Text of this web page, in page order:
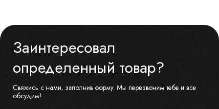
Заинтересовал
определенный товар?
Свяжись с нами, заполнив форму. Мы перезвоним тебе и все
обсудим!